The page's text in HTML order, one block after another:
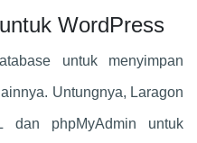
WordPress
untuk menyimpan
Untungnya, Laragon
dan phpMyAdmin untuk